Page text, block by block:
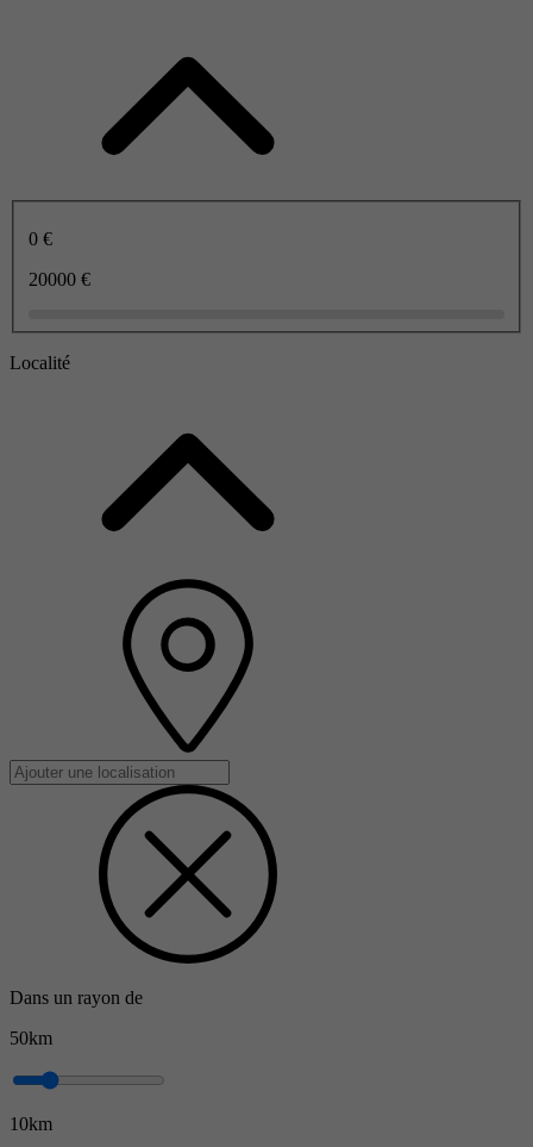
0 €
20000 €
Localité
Dans un rayon de
50km
10km